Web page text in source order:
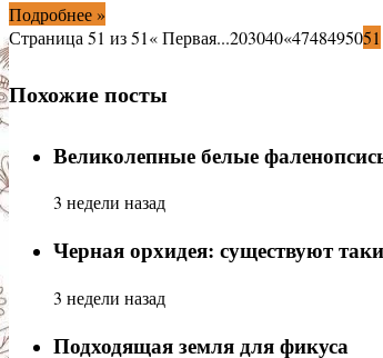
Подробнее »
Страница 51 из 51« Первая...203040«4748495051
Похожие посты
Великолепные белые
3 недели назад
Черная орхидея: существуют
3 недели назад
Подходящая земля для фикуса